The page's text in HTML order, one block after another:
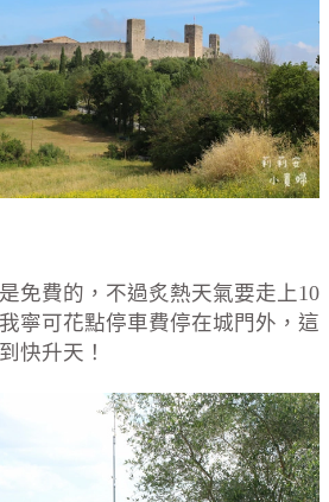
免費的，不過炙熱天氣要走上10
寧可花點停車費停在城門外，這
快升天！